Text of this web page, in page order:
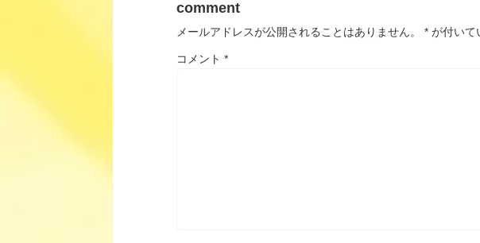
comment
メールアドレスが公開されることはありません。 * が付いて
コメント *